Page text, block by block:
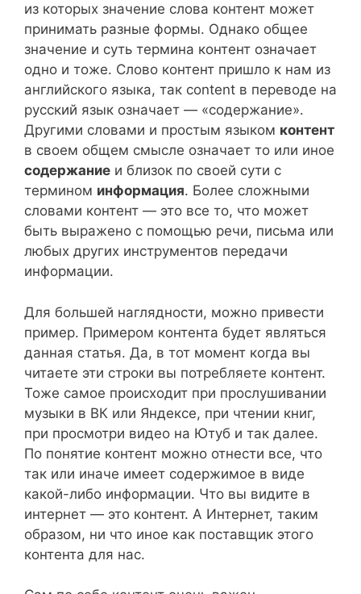
из которых значение слова контент может
принимать разные формы. Однако общее
значение и суть термина контент означает
одно и тоже. Слово контент пришло к нам из
английского языка, так content в переводе на
русский язык означает — «содержание».
Другими словами и простым языком контент
в своем общем смысле означает то или иное
содержание и близок по своей сути с
термином информация. Более сложными
словами контент — это все то, что может
быть выражено с помощью речи, письма или
любых других инструментов передачи
информации.
Для большей наглядности, можно привести
пример. Примером контента будет являться
данная статья. Да, в тот момент когда вы
читаете эти строки вы потребляете контент.
Тоже самое происходит при прослушивании
музыки в ВК или Яндексе, при чтении книг,
при просмотри видео на Ютуб и так далее.
По понятие контент можно отнести все, что
так или иначе имеет содержимое в виде
какой-либо информации. Что вы видите в
интернет — это контент. А Интернет, таким
образом, ни что иное как поставщик этого
контента для нас.